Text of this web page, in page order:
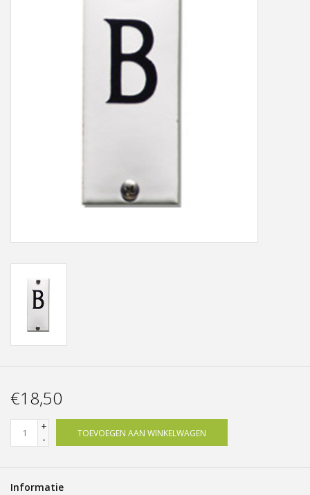
Portfolio
kleuren en lettertypes
€18,50
+
-
TOEVOEGEN AAN WINKELWAGEN
Informatie